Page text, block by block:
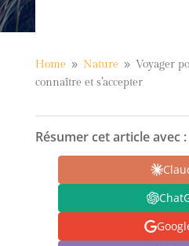
Home 9 Nature 9 Voyager
connaître et s’accepter
Résumer cet article avec :